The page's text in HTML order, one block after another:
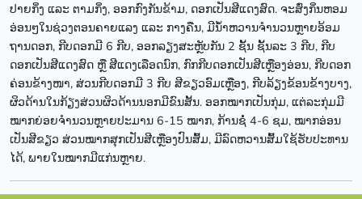
ປາຍກິ່ງ ແລະ ຕາມກິ່ງ, ອອກກົງກັນຂ້າມ, ດອກເປັນສີແດງສົດ. ຈະສົ່ງກິ່ນຫອມ
ອ່ອນໆໃນຊ່ວງຕອນຄາຍແລງ ແລະ ກາງຄືນ, ມີນໍ້າຫວານຈໍານວນຫຼາຍອ້ອມ
ຖານດອກ, ກີບດອກມີ 6 ກີບ, ອອກລຽງສະຫຼັບກັນ 2 ຊັ້ນ ຊັ້ນລະ 3 ກີບ, ກີບ
ດອກເປັນສີແດງສົດ ຫຼື ສີແດງເລືອດນົກ, ກົກກີບດອກເປັນສີເຫຼືອງອ່ອນ, ກີບດອກ
ຄ່ອນຂ້າງໜາ, ສ່ວນກີບດອກມີ 3 ກີບ ສີຂຽວອົມເຫຼືອງ, ກີບລ້ຽງຂ້ອນຂ້າງບາງ,
ຜິວດ້ານໃນກ້ຽງສ່ວນຜິວດ້ານນອກມີຂົນສັ້ນ. ອອກໝາກເປັນກຸ່ມ, ແຕ່ລະກຸ່ມມີ
ໝາກຍ່ອຍຈໍານວນຫຼາຍປະມານ 6-15 ໝາກ, ກ້ານຊໍ່ 4-6 ຊມ, ໝາກອ່ອນ
ເປັນສີຂຽວ ສ່ວນໝາກສຸກເປັນສີເຫຼືອງປົນສົ້ມ, ມີລົດຫວານສົ້ມໃຊ້ຮັບປະທານ
ໄດ້, ພາຍໃນໝາກມີແກ່ນຫຼາຍ.